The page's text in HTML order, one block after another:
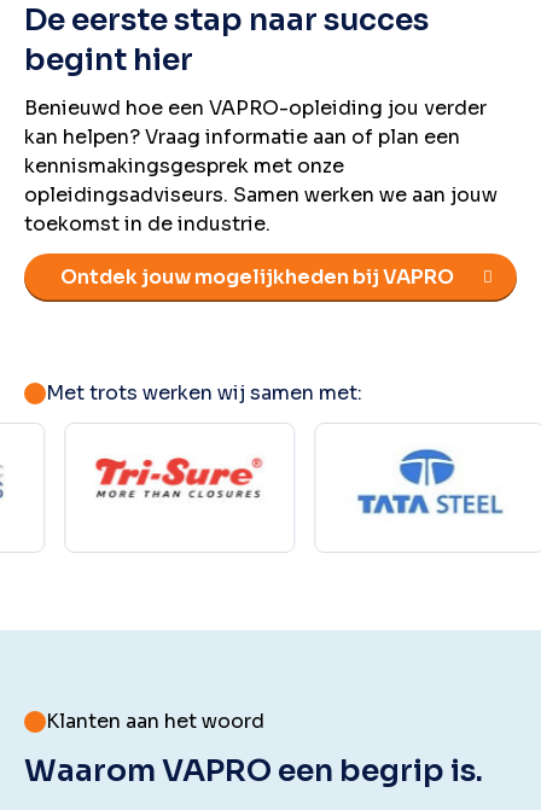
De eerste stap naar succes
begint hier
Benieuwd hoe een VAPRO-opleiding jou verder
kan helpen? Vraag informatie aan of plan een
kennismakingsgesprek met onze
opleidingsadviseurs. Samen werken we aan jouw
toekomst in de industrie.
Ontdek jouw mogelijkheden bij VAPRO
Met trots werken wij samen met:
Klanten aan het woord
Waarom VAPRO een begrip is.